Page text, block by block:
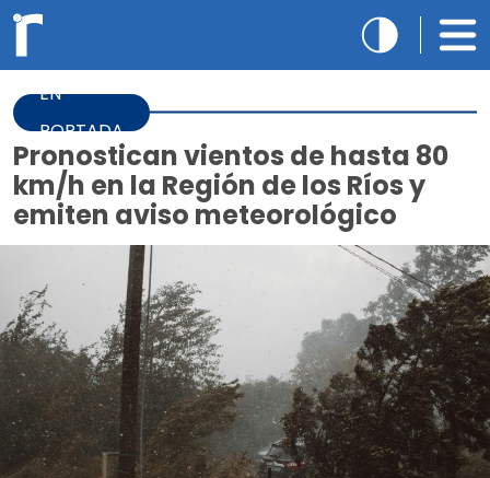
EN
PORTADA
Pronostican vientos de hasta 80
km/h en la Región de los Ríos y
emiten aviso meteorológico